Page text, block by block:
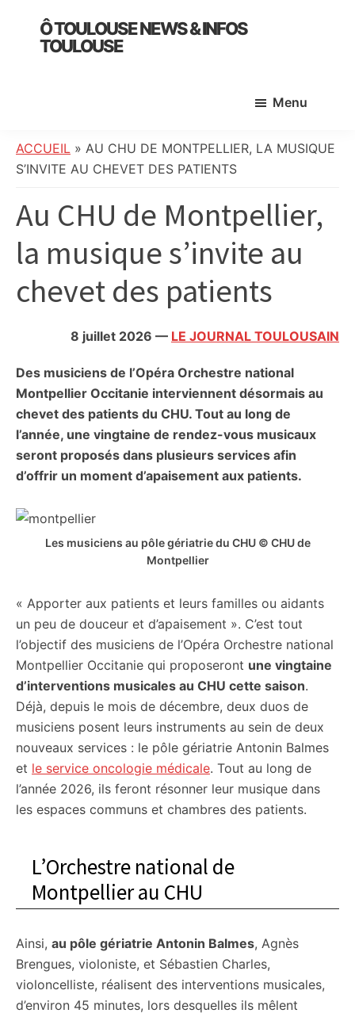
primary
Ô TOULOUSE NEWS & INFOS
TOULOUSE
:
info
société,
culture,
politique,
faits
citoyennes
Menu
ACCUEIL » AU CHU DE MONTPELLIER, LA MUSIQUE
S’INVITE AU CHEVET DES PATIENTS
Au CHU de Montpellier,
la musique s’invite au
chevet des patients
8 juillet 2026 — LE JOURNAL TOULOUSAIN
Des musiciens de l’Opéra Orchestre national
Montpellier Occitanie interviennent désormais au
chevet des patients du CHU. Tout au long de
l’année, une vingtaine de rendez-vous musicaux
seront proposés dans plusieurs services afin
d’offrir un moment d’apaisement aux patients.
Les musiciens au pôle gériatrie du CHU © CHU de
Montpellier
« Apporter aux patients et leurs familles ou aidants
un peu de douceur et d’apaisement ». C’est tout
l’objectif des musiciens de l’Opéra Orchestre national
Montpellier Occitanie qui proposeront une vingtaine
d’interventions musicales au CHU cette saison.
Déjà, depuis le mois de décembre, deux duos de
musiciens posent leurs instruments au sein de deux
nouveaux services : le pôle gériatrie Antonin Balmes
et le service oncologie médicale. Tout au long de
l’année 2026, ils feront résonner leur musique dans
les espaces communs et chambres des patients.
L’Orchestre national de
Montpellier au CHU
Ainsi, au pôle gériatrie Antonin Balmes, Agnès
Brengues, violoniste, et Sébastien Charles,
violoncelliste, réalisent des interventions musicales,
d’environ 45 minutes, lors desquelles ils mêlent